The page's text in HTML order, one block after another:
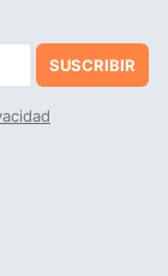
SUSCRIBIR